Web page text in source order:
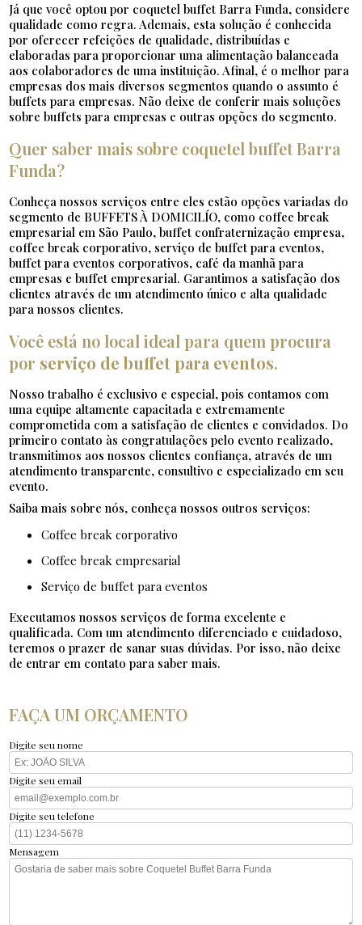
Já que você optou por coquetel buffet Barra Funda, considere
qualidade como regra. Ademais, esta solução é conhecida
por oferecer refeições de qualidade, distribuídas e
elaboradas para proporcionar uma alimentação balanceada
aos colaboradores de uma instituição. Afinal, é o melhor para
empresas dos mais diversos segmentos quando o assunto é
buffets para empresas. Não deixe de conferir mais soluções
sobre buffets para empresas e outras opções do segmento.
Quer saber mais sobre coquetel buffet Barra
Funda?
Conheça nossos serviços entre eles estão opções variadas do
segmento de BUFFETS À DOMICILÍO, como coffee break
empresarial em São Paulo, buffet confraternização empresa,
coffee break corporativo, serviço de buffet para eventos,
buffet para eventos corporativos, café da manhã para
empresas e buffet empresarial. Garantimos a satisfação dos
clientes através de um atendimento único e alta qualidade
para nossos clientes.
Você está no local ideal para quem procura
por serviço de buffet para eventos.
Nosso trabalho é exclusivo e especial, pois contamos com
uma equipe altamente capacitada e extremamente
comprometida com a satisfação de clientes e convidados. Do
primeiro contato às congratulações pelo evento realizado,
transmitimos aos nossos clientes confiança, através de um
atendimento transparente, consultivo e especializado em seu
evento.
Saiba mais sobre nós, conheça nossos outros serviços:
coffee break corporativo
coffee break empresarial
serviço de buffet para eventos
Executamos nossos serviços de forma excelente e
qualificada. Com um atendimento diferenciado e cuidadoso,
teremos o prazer de sanar suas dúvidas. Por isso, não deixe
de entrar em contato para saber mais.
FAÇA UM ORÇAMENTO
Digite seu nome
Digite seu email
Digite seu telefone
Mensagem